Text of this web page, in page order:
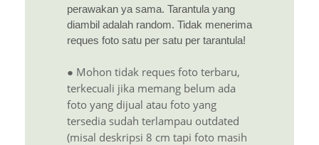
perawakan ya sama. Tarantula yang
diambil adalah random. Tidak menerima
reques foto satu per satu per tarantula!
● Mohon tidak reques foto terbaru,
terkecuali jika memang belum ada
foto yang dijual atau foto yang
tersedia sudah terlampau outdated
(misal deskripsi 8 cm tapi foto masih